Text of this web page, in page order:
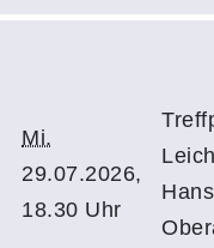
Mi.
29.07.2026,
18.30 Uhr